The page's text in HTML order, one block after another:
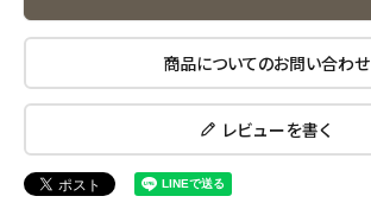
オリジナルブランド
ナチュラムーン
エコリュクス
商品についてのお問い合わせ
レビューを書く